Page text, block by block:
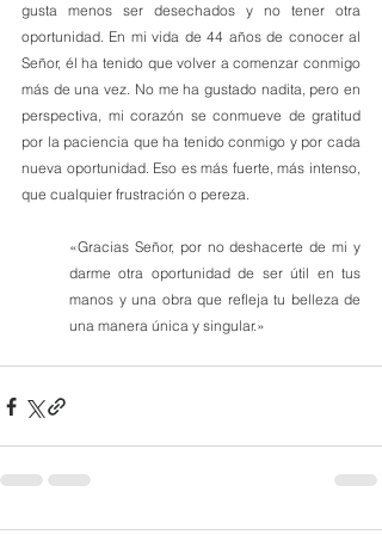
gusta menos ser desechados y no tener otra
oportunidad. En mi vida de 44 años de conocer al
Señor, él ha tenido que volver a comenzar conmigo
más de una vez. No me ha gustado nadita, pero en
perspectiva, mi corazón se conmueve de gratitud
por la paciencia que ha tenido conmigo y por cada
nueva oportunidad. Eso es más fuerte, más intenso,
que cualquier frustración o pereza.
«Gracias Señor, por no deshacerte de mi y
darme otra oportunidad de ser útil en tus
manos y una obra que refleja tu belleza de
una manera única y singular.»